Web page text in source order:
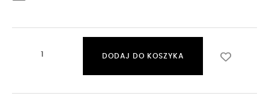
DODAJ DO KOSZYKA